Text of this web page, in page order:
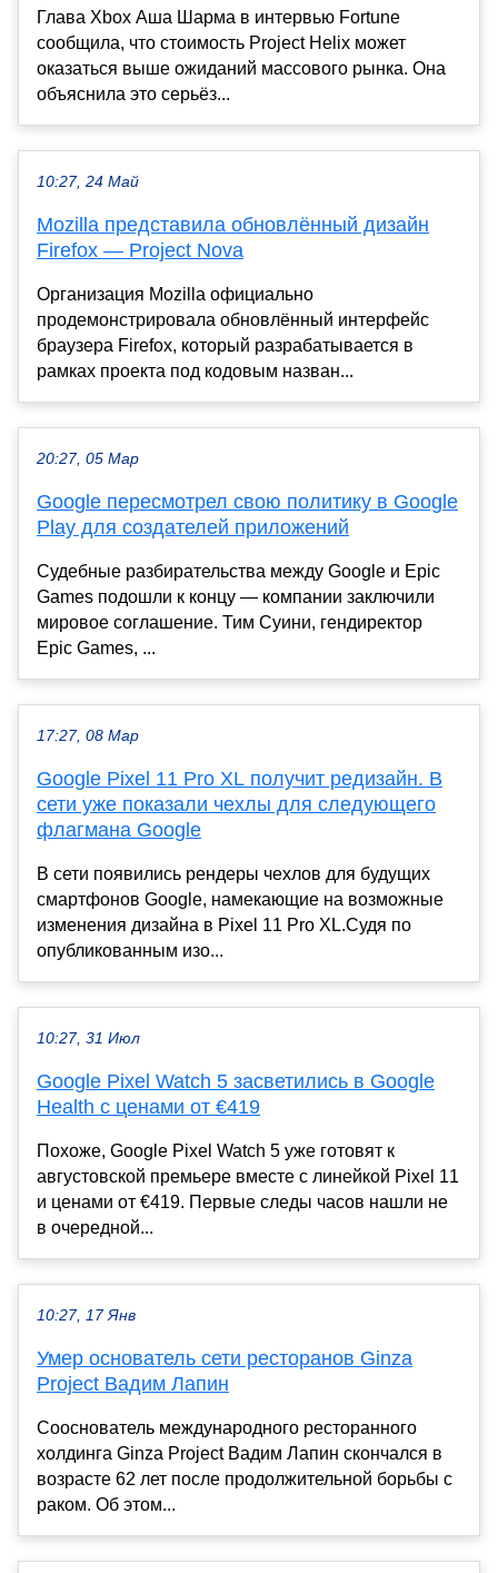
Глава Xbox Аша Шарма в интервью Fortune
сообщила, что стоимость Project Helix может
оказаться выше ожиданий массового рынка. Она
объяснила это серьёз...
10:27, 24 Май
Mozilla представила обновлённый дизайн
Firefox — Project Nova
Организация Mozilla официально
продемонстрировала обновлённый интерфейс
браузера Firefox, который разрабатывается в
рамках проекта под кодовым назван...
20:27, 05 Мар
Google пересмотрел свою политику в Google
Play для создателей приложений
Cудебные разбирательства между Google и Epic
Games подошли к концу — компании заключили
мировое соглашение. Тим Суини, гендиректор
Epic Games, ...
17:27, 08 Мар
Google Pixel 11 Pro XL получит редизайн. В
сети уже показали чехлы для следующего
флагмана Google
В сети появились рендеры чехлов для будущих
смартфонов Google, намекающие на возможные
изменения дизайна в Pixel 11 Pro XL.Судя по
опубликованным изо...
10:27, 31 Июл
Google Pixel Watch 5 засветились в Google
Health с ценами от €419
Похоже, Google Pixel Watch 5 уже готовят к
августовской премьере вместе с линейкой Pixel 11
и ценами от €419. Первые следы часов нашли не
в очередной...
10:27, 17 Янв
Умер основатель сети ресторанов Ginza
Project Вадим Лапин
Сооснователь международного ресторанного
холдинга Ginza Project Вадим Лапин скончался в
возрасте 62 лет после продолжительной борьбы с
раком. Об этом...